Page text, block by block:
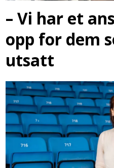
– Vi har et
opp for dem
utsatt